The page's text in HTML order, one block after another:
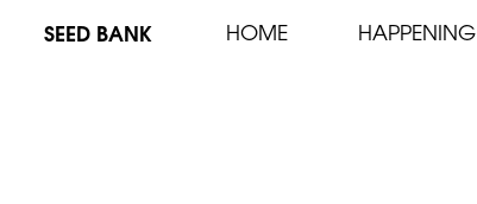
SEED BANK HOME HAPPENING